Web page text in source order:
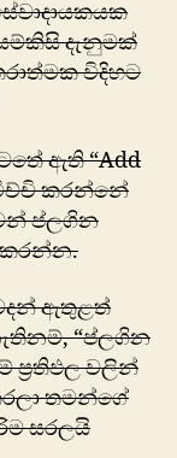
දැනුමක්
විදිහට
ඇති “Add
කරන්නේ
ප්ලගින
කරන්න.
ඇතුළත්
“ප්ලගින
වලින්
තමන්ගේ
සරලයි